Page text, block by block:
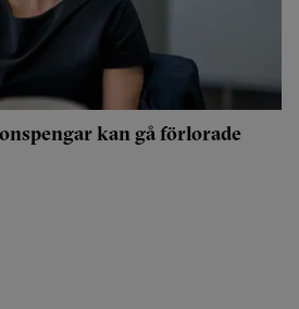
kan gå förlorade